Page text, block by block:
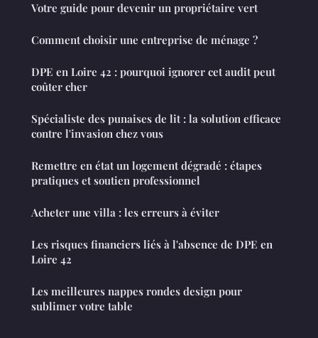
Votre guide pour devenir un propriétaire vert
Comment choisir une entreprise de ménage ?
DPE en Loire 42 : pourquoi ignorer cet audit peut
coûter cher
Spécialiste des punaises de lit : la solution efficace
contre l'invasion chez vous
Remettre en état un logement dégradé : étapes
pratiques et soutien professionnel
Acheter une villa : les erreurs à éviter
Les risques financiers liés à l'absence de DPE en
Loire 42
Les meilleures nappes rondes design pour
sublimer votre table